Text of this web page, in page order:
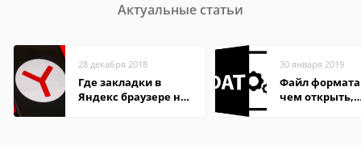
Актуальные статьи
28 декабря 2018
Где закладки в
Яндекс браузере на
30 января 2019
Файл формата
чем открыть,